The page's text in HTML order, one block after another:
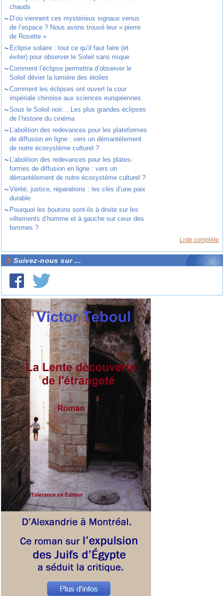
chauds
~ D’où viennent ces mystérieux signaux venus
de l’espace ? Nous avons trouvé leur « pierre
de Rosette »
~ Éclipse solaire : tout ce qu’il faut faire (et
éviter) pour observer le Soleil sans risque
~Comment l’éclipse permettra d’observer le
Soleil dévier la lumière des étoiles
~Comment les éclipses ont ouvert la cour
impériale chinoise aux sciences européennes
~Sous le Soleil noir… Les plus grandes éclipses
de l’histoire du cinéma
~ L’abolition des redevances pour les plateformes
de diffusion en ligne : vers un démantèlement
de notre écosystème culturel ?
~ L’abolition des redevances pour les plates-
formes de diffusion en ligne : vers un
démantèlement de notre écosystème culturel ?
~Vérité, justice, réparations : les clés d’une paix
durable
~ Pourquoi les boutons sont-ils à droite sur les
vêtements d’homme et à gauche sur ceux des
femmes ?
Liste complète
Suivez-nous sur ...